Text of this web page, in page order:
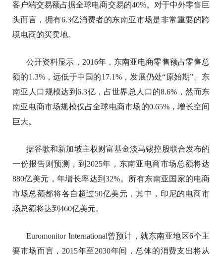
客户端交易额占据全球电商交易的40%。对于中外零售巨
头而言，拥有6.3亿消费者的东南亚市场是非常重要的跨
境电商的买卖地。
公开资料显示，2016年，东南亚电商零售额占零售总
额的1.3%，远低于中国的17.1%，发展仍处“原始期”。东
南亚人口规模达到6.3亿，占世界总人口的8.6%，然而东
南亚电商市场规模仅占全球电商市场的0.65%，增长空间
巨大。
据谷歌和新加坡主权财富基金淡马锡控股联合发布的
一份报告则预测，到2025年，东南亚电商市场总额将达
880亿美元，年增长率达到32%。所有东南亚国家的电商
市场总额都将各自超过50亿美元，其中，印尼的电商市
场总额将达到460亿美元。
Euromonitor International曾预计，就东南亚地区6个主
要市场而言，2015年至2030年间，总体的消费支出将从